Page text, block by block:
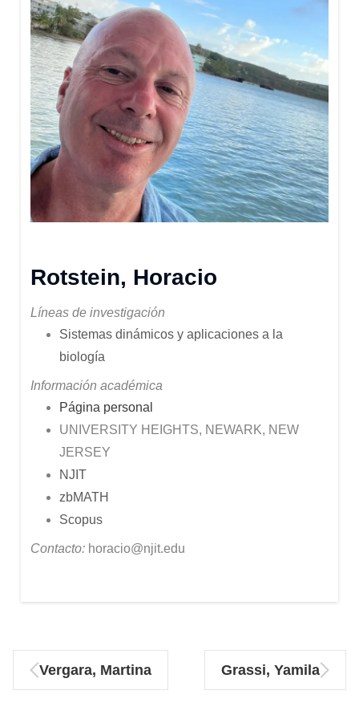
Rotstein, Horacio
Líneas de investigación
Sistemas dinámicos y aplicaciones a la
biología
Información académica
Página personal
UNIVERSITY HEIGHTS, NEWARK, NEW
JERSEY
NJIT
zbMATH
Scopus
Contacto: horacio@njit.edu
Vergara, Martina Grassi, Yamila